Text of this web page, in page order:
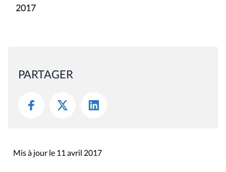
2017
PARTAGER
Mis à jour le 11 avril 2017